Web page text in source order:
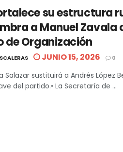
su estructura
a Manuel Zavala
de Organización
JUNIO 15, 2026 0
Salazar sustituirá a Andrés López
del partido.• La Secretaría de ...